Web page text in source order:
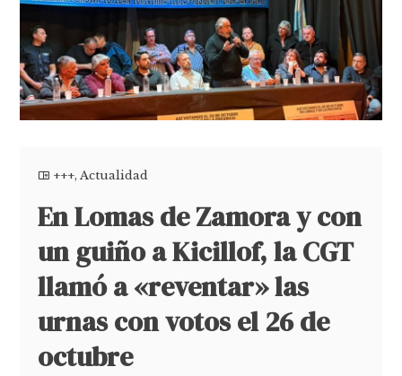
+++,Actualidad
En Lomas de Zamora y con
un guiño a Kicillof, la CGT
llamó a «reventar» las
urnas con votos el 26 de
octubre